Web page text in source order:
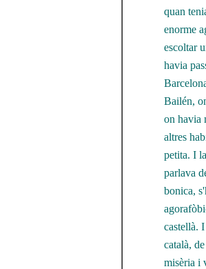
quan
enorme
escoltar
havia
Bailén,
on havia
altres
petita. I
parlava
bonica,
castellà.
català,
misèria i